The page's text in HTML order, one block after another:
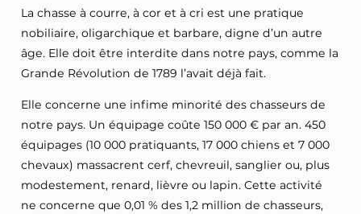
La chasse à courre, à cor et à cri est une pratique
nobiliaire, oligarchique et barbare, digne d’un autre
âge. Elle doit être interdite dans notre pays, comme la
Grande Révolution de 1789 l’avait déjà fait.
Elle concerne une infime minorité des chasseurs de
notre pays. Un équipage coûte 150 000 € par an. 450
équipages (10 000 pratiquants, 17 000 chiens et 7 000
chevaux) massacrent cerf, chevreuil, sanglier ou, plus
modestement, renard, lièvre ou lapin. Cette activité
ne concerne que 0,01 % des 1,2 million de chasseurs,